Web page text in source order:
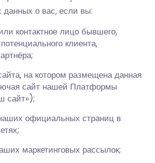
данных о вас, если вы:
контактное лицо бывшего,
клиента,
на котором размещена данная
сайт нашей Платформы
сайт»);
официальных страниц в
маркетинговых рассылок;